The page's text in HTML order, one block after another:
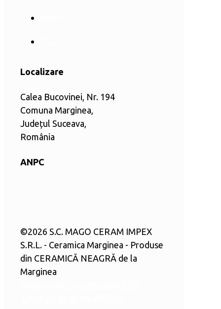
Localizare
Calea Bucovinei, Nr. 194
Comuna Marginea,
Județul Suceava,
România
ANPC
©2026 S.C. MAGO CERAM IMPEX
S.R.L. - Ceramica Marginea - Produse
din CERAMICĂ NEAGRĂ de la
Marginea